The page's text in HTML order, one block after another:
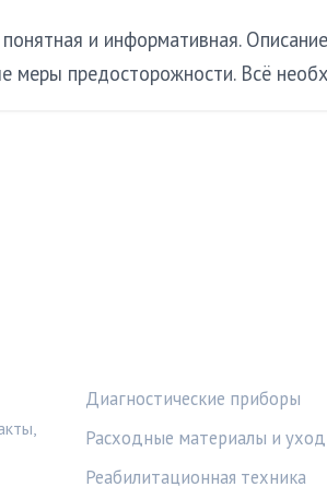
и информативная.
меры предосторожности. Всё
Диагностические приборы
Расходные материалы и уход
Реабилитационная техника